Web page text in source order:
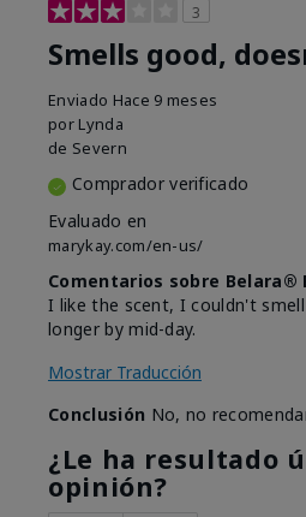
3
Smells good,
Enviado Hace 9 meses
por Lynda
de Severn
Comprador verificado
Evaluado en
marykay.com/en-us/
Comentarios sobre Belara®
I like the scent, I couldn't
longer by mid-day.
Mostrar Traducción
Conclusión No, no
¿Le ha resultado
opinión?